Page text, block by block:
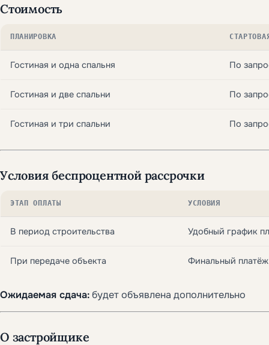
Стоимость
ПЛАНИРОВКА
Гостиная и одна спальня По
Гостиная и две спальни По
Гостиная и три спальни По
Условия беспроцентной рассрочки
ЭТАП ОПЛАТЫ УСЛОВИЯ
В период строительства Удобный график
При передаче объекта Финальный платёж
Ожидаемая сдача:будет объявлена дополнительно
О застройщике